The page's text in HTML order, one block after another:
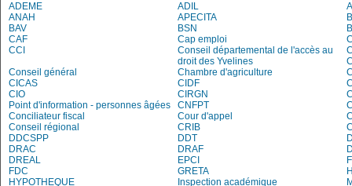
ADEME ADIL
ANAH
APECITA
BAV
BSN
CAF
Cap emploi
CCI
Conseil départemental de l'accès au
droit des Yvelines
Conseil général
Chambre d'agriculture
CICAS
CIDF
CIO
CIRGN
Point d'information - personnes âgées
CNFPT
Conciliateur fiscal
Cour d'appel
Conseil régional
CRIB
DDCSPP
DDT
DRAC
DRAF
DREAL
EPCI
FDC
GRETA
HYPOTHEQUE
Inspection académique